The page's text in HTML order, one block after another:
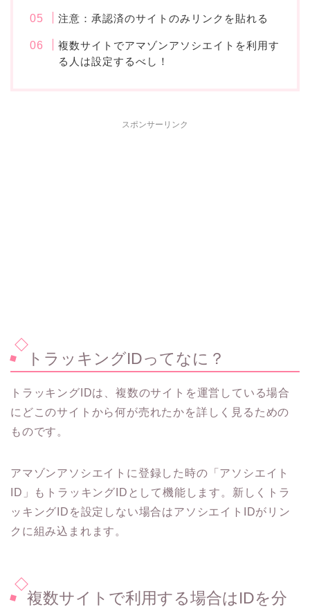
注意：承認済のサイトのみリンクを貼れる
複数サイトでアマゾンアソシエイトを利用す
る人は設定するべし！
スポンサーリンク
トラッキングIDってなに？
トラッキングIDは、複数のサイトを運営している場合
にどこのサイトから何が売れたかを詳しく見るための
ものです。
アマゾンアソシエイトに登録した時の「アソシエイト
ID」もトラッキングIDとして機能します。新しくトラ
ッキングIDを設定しない場合はアソシエイトIDがリン
クに組み込まれます。
複数サイトで利用する場合はIDを分